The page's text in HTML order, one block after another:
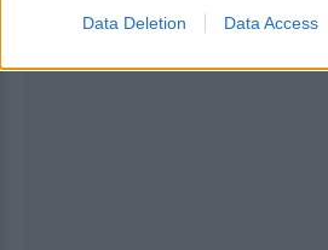
Data Deletion Data Access